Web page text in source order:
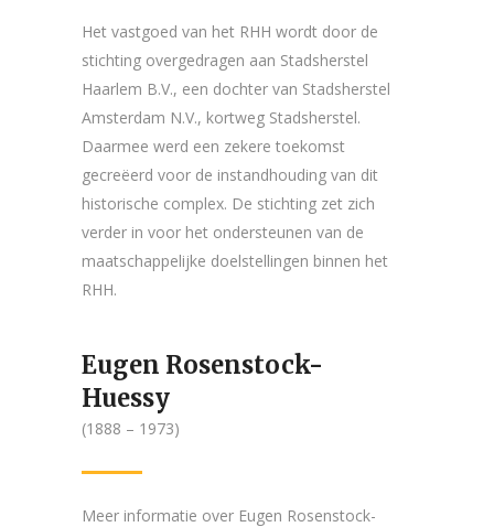
Het vastgoed van het RHH wordt door de
stichting overgedragen aan Stadsherstel
Haarlem B.V., een dochter van Stadsherstel
Amsterdam N.V., kortweg Stadsherstel.
Daarmee werd een zekere toekomst
gecreëerd voor de instandhouding van dit
historische complex. De stichting zet zich
verder in voor het ondersteunen van de
maatschappelijke doelstellingen binnen het
RHH.
Eugen Rosenstock-
Huessy
(1888 – 1973)
Meer informatie over Eugen Rosenstock-